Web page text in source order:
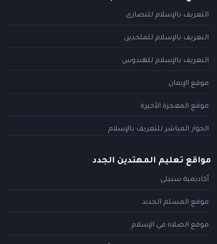
التعريف بالإسلام للنصارى
التعريف بالإسلام للملحدين
التعريف بالإسلام للهندوس
موقع الإيمان
موقع المعجزة الأخيرة
الحوار المباشر للتعريف بالإسلام
مواقع تعليم المهتدين الجدد
أكاديمية سبيلي
موقع المسلم الجديد
موقع الصلاة في الإسلام